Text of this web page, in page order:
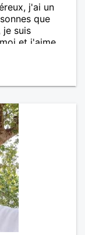
j'ai un
que
je suis
et j'aime